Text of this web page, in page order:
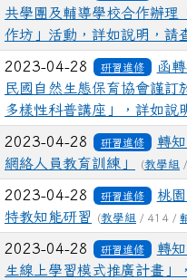
共學團及輔導學校合作辦理
作坊」活動，詳如說明，請
2023-04-28 研習進修
函
民國自然生態保育協會謹
多樣性科普講座」，詳如說
2023-04-28 研習進修
轉
網絡人員教育訓練」
(教學組
2023-04-28 研習進修
桃
特教知能研習
(教學組 / 414 /
2023-04-28 研習進修
轉
生線上學習模式推廣計畫」